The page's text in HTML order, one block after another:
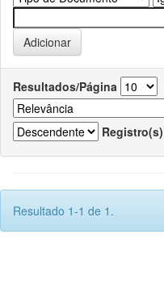
Resultados/Página
Registro(s)
Resultado 1-1 de 1.